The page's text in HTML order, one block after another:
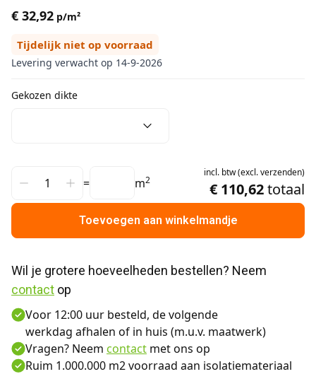
€ 32,92 p/m²
Tijdelijk niet op voorraad
Levering verwacht op 14-9-2026
Gekozen dikte
= m2
incl. btw(excl.verzenden)
€ 110,62totaal
Toevoegen aan winkelmandje
contact op
Voor 12:00 uur besteld, de volgende
werkdag afhalen of in huis (m.u.v. maatwerk)
Vragen? Neem contact met ons op
Ruim 1.000.000 m2 voorraad aan isolatiemateriaal